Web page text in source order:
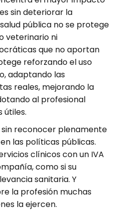
sin deteriorar la
pública no se protege
veterinario ni
que no aportan
reforzando el uso
adaptando las
reales, mejorando la
al profesional
útiles.
reconocer plenamente
las políticas públicas.
clínicos con un IVA
como si su
sanitaria. Y
la profesión muchas
la ejercen.